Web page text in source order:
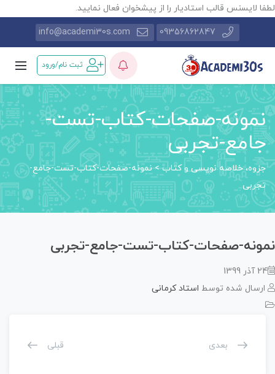
لطفا لایسنس قالب استادیار را از پیشخوان فعال نمایید.
09356862847
info@academi30s.com
ثبت نام/ورود
نمونه-صفحات-کتاب-تست-
جامع-تجربی
جزوه، خلاصه نویسی و کتاب>نمونه-صفحات-کتاب-تست-جامع-
تجربی
نمونه-صفحات-کتاب-تست-جامع-تجربی
24 آذر 1399
ارسال شده توسط استاد کرمانی
بعدی قبلی